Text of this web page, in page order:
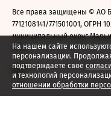
На нашем сайте
персонализации.
подтверждаете свое
и технологий
отношении обработки
Все права защищены © АО
7712108141/771501001, ОГРН
муниципальный округ
2026